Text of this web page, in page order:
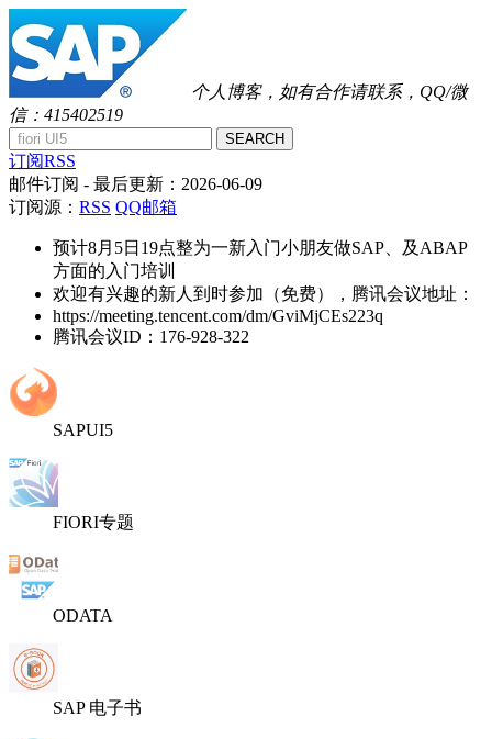
个人博客，如有合作请联系，QQ/微
信：415402519
SEARCH
订阅RSS
邮件订阅 - 最后更新： 2026-06-09
订阅源： RSS QQ邮箱
预计8月5日19点整为一新入门小朋友做SAP、及ABAP
方面的入门培训
欢迎有兴趣的新人到时参加（免费），腾讯会议地址：
https://meeting.tencent.com/dm/GviMjCEs223q
腾讯会议ID：176-928-322
SAPUI5
FIORI专题
ODATA
SAP 电子书